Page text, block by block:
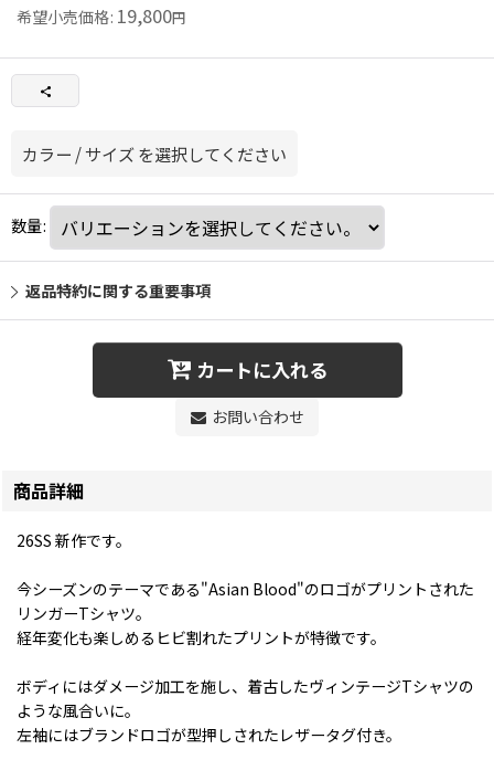
希望小売価格: 19,800円
カラー /サイズを選択してください
数量:
返品特約に関する重要事項
カートに入れる
お問い合わせ
商品詳細
26SS 新作です。
今シーズンのテーマである"Asian Blood"のロゴがプリントされた
リンガーTシャツ。
経年変化も楽しめるヒビ割れたプリントが特徴です。
ボディにはダメージ加工を施し、着古したヴィンテージTシャツの
ような風合いに。
左袖にはブランドロゴが型押しされたレザータグ付き。